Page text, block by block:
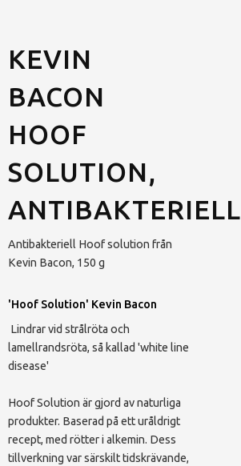
KEVIN
BACON
HOOF
SOLUTION,
ANTIBAKTERIELL
Antibakteriell Hoof solution från
Kevin Bacon, 150 g
'Hoof Solution' Kevin Bacon
Lindrar vid strålröta och
lamellrandsröta, så kallad 'white line
disease'
Hoof Solution är gjord av naturliga
produkter. Baserad på ett uråldrigt
recept, med rötter i alkemin. Dess
tillverkning var särskilt tidskrävande,